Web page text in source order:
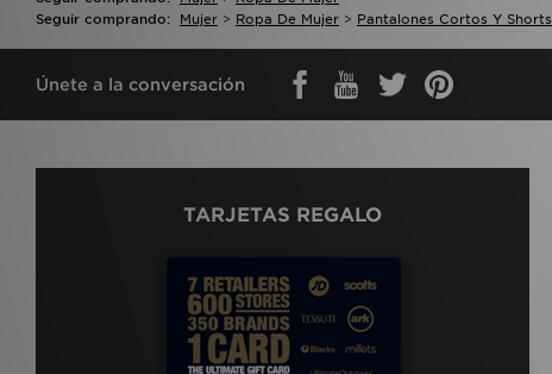
Seguir comprando:
Mujer > Ropa De Mujer > Pantalones Cortos Y Shorts
Únete a la conversación
TARJETAS REGALO